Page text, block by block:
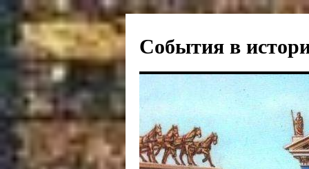
События в